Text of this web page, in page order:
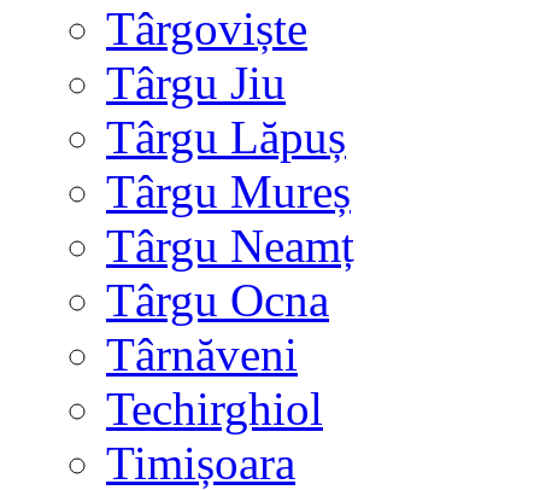
Târgoviște
Târgu Jiu
Târgu Lăpuș
Târgu Mureș
Târgu Neamț
Târgu Ocna
Târnăveni
Techirghiol
Timișoara